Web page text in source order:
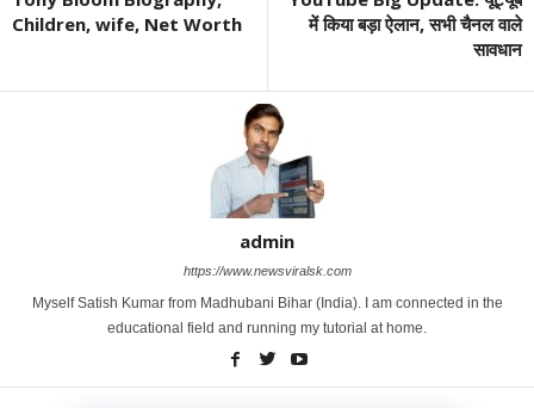
Children, wife, Net Worth
में किया बड़ा ऐलान, सभी चैनल वाले
सावधान
admin
https://www.newsviralsk.com
Myself Satish Kumar from Madhubani Bihar (India). I am connected in the
educational field and running my tutorial at home.